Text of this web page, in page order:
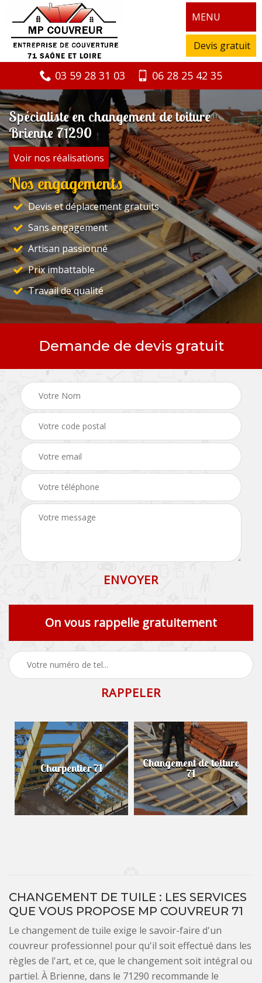
MENU
Devis gratuit
03 59 28 31 03 06 28 25 42 35
Spécialiste en changement de toiture
Brienne 71290
Voir nos réalisations
Nos engagements
Devis et déplacement gratuits
Sans engagement
Artisan passionné
Prix imbattable
Travail de qualité
Demande de devis gratuit
On vous rappelle gratuitement
Charpentier 71 Changement de toiture
71
CHANGEMENT DE TUILE : LES SERVICES
QUE VOUS PROPOSE MP COUVREUR 71
Le changement de tuile exige le savoir-faire d'un
couvreur professionnel pour qu'il soit effectué dans les
règles de l'art, et ce, que le changement soit intégral ou
partiel. À Brienne, dans le 71290 recommande le